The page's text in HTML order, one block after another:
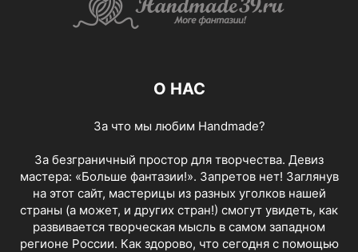
О НАС
За что мы любим Handmade?
За безграничный простор для творчества. Девиз
мастера: «Больше фантазии!». Запретов нет! Заглянув
на этот сайт, мастерицы из разных уголков нашей
страны (а может, и других стран!) смогут увидеть, как
развивается творческая мысль в самом западном
регионе России. Как здорово, что сегодня с помощью